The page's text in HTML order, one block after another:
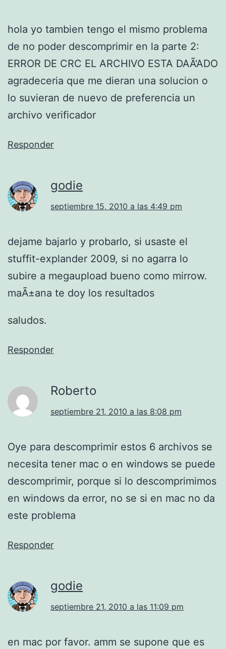
hola yo tambien tengo el mismo problema
de no poder descomprimir en la parte 2:
ERROR DE CRC EL ARCHIVO ESTA DAÃ‘ADO
agradeceria que me dieran una solucion o
lo suvieran de nuevo de preferencia un
archivo verificador
Responder
godie
septiembre 15, 2010 a las 4:49 pm
dejame bajarlo y probarlo, si usaste el
stuffit-explander 2009, si no agarra lo
subire a megaupload bueno como mirrow.
maÃ±ana te doy los resultados
saludos.
Responder
Roberto
septiembre 21, 2010 a las 8:08 pm
Oye para descomprimir estos 6 archivos se
necesita tener mac o en windows se puede
descomprimir, porque si lo descomprimimos
en windows da error, no se si en mac no da
este problema
Responder
godie
septiembre 21, 2010 a las 11:09 pm
en mac por favor. amm se supone que es